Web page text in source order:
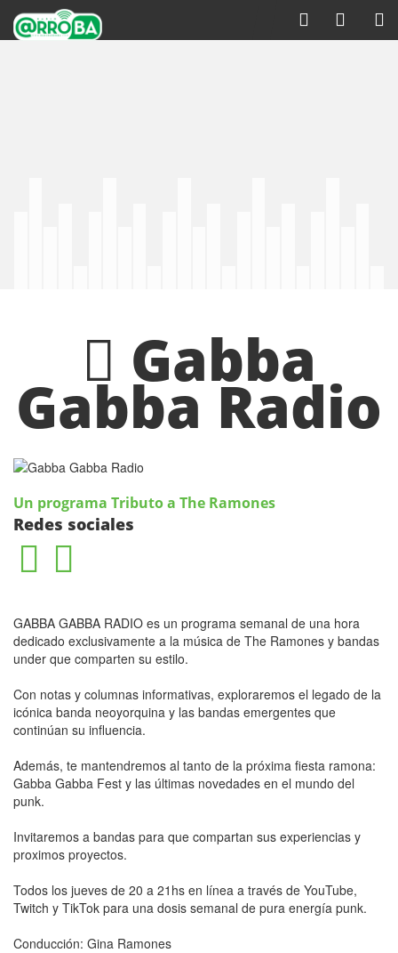
Gabba
Gabba Radio
Un programa Tributo a The Ramones
Redes sociales
GABBA GABBA RADIO es un programa semanal de una hora
dedicado exclusivamente a la música de The Ramones y bandas
under que comparten su estilo.
Con notas y columnas informativas, exploraremos el legado de la
icónica banda neoyorquina y las bandas emergentes que
continúan su influencia.
Además, te mantendremos al tanto de la próxima fiesta ramona:
Gabba Gabba Fest y las últimas novedades en el mundo del
punk.
Invitaremos a bandas para que compartan sus experiencias y
proximos proyectos.
Todos los jueves de 20 a 21hs en línea a través de YouTube,
Twitch y TikTok para una dosis semanal de pura energía punk.
Conducción: Gina Ramones